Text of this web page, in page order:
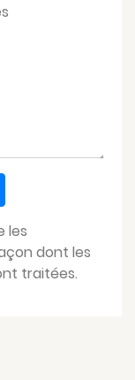
les
dont les
traitées.